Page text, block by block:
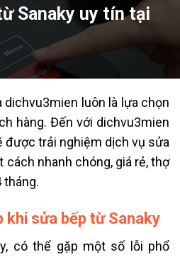
Sanaky uy tín tại
dichvu3mien luôn là lựa chọn
hàng. Đến với dichvu3mien
được trải nghiệm dịch vụ sửa
cách nhanh chóng, giá rẻ, thợ
tháng.
khi sửa bếp từ Sanaky
có thể gặp một số lỗi phổ